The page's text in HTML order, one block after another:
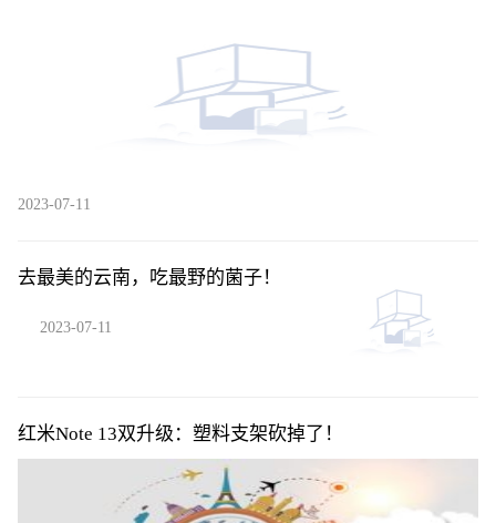
2023-07-11
去最美的云南，吃最野的菌子！
2023-07-11
红米Note 13双升级：塑料支架砍掉了！